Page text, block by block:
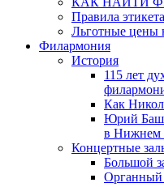
Правила этикета
Льготные цены
Филармония
История
115 лет
Как
Юрий
в Нижнем
Концертные
Большой
Органный